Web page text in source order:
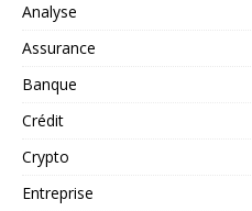
Analyse
Assurance
Banque
Crédit
Crypto
Entreprise